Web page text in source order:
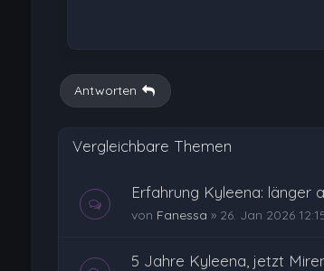
Antworten
Vergleichbare Themen
Erfahrung Kyleena: länger
von Fanessa » 26. Jan 2026
5 Jahre Kyleena, jetzt